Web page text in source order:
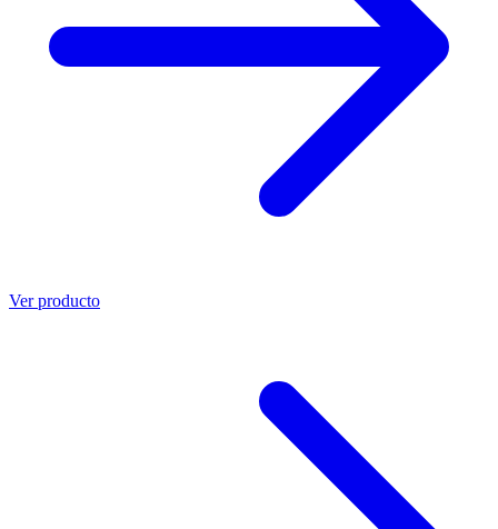
Ver producto